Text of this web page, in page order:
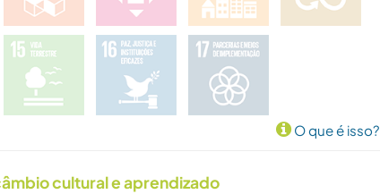
O que é isso?
cultural e aprendizado